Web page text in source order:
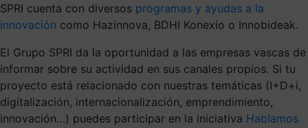
SPRI cuenta con diversos programas y ayudas a la
innovación como Hazinnova, BDHI Konexio o Innobideak.
El Grupo SPRI da la oportunidad a las empresas vascas de
informar sobre su actividad en sus canales propios. Si tu
proyecto está relacionado con nuestras temáticas (I+D+i,
digitalización, internacionalización, emprendimiento,
innovación…) puedes participar en la iniciativa Hablamos